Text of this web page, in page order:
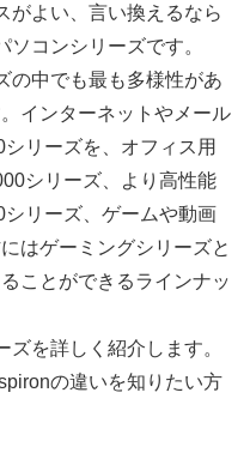
がよい、言い換えるなら
コンシリーズです。
の中でも最も多様性があ
インターネットやメール
リーズを、オフィス用
シリーズ、より高性能
リーズ、ゲームや動画
はゲーミングシリーズと
ことができるラインナッ
を詳しく紹介します。
の違いを知りたい方